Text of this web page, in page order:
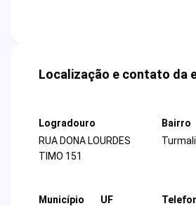
Localização e contato da
Logradouro
RUA DONA LOURDES
TIMO 151
Bairro
Município
UF